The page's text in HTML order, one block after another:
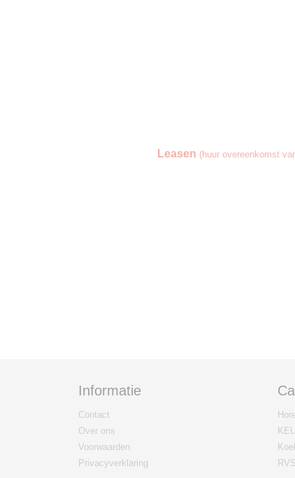
Leasen (huur overeenkomst
Informatie
Contact
Over ons
Voorwaarden
Privacyverklaring
RVS